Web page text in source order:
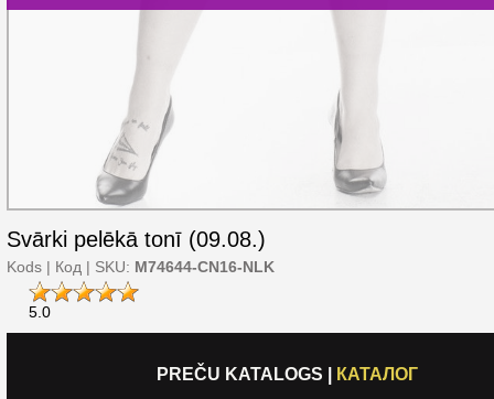
Svārki pelēkā tonī (09.08.)
Kods | Код | SKU: M74644-CN16-NLK
5.0
PREČU KATALOGS КАТАЛОГ